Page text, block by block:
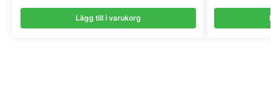
Lägg till i varukorg